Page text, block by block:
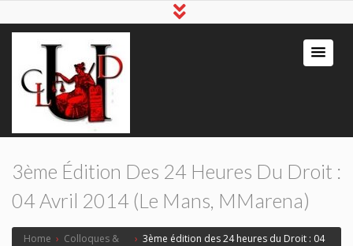
3ème Édition Des 24 Heures Du Droit :
04 Avril 2014 (Le Mans, MMarena)
Home › Colloques &
› 3ème édition des 24 heures du Droit : 04